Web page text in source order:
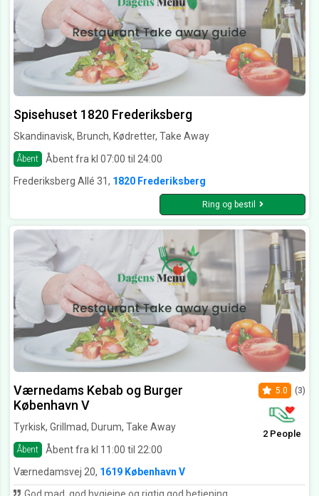
Spisehuset 1820 Frederiksberg
Skandinavisk, Brunch, Kødretter, Take Away
Åbent
Åbent fra kl 07:00 til 24:00
Frederiksberg Allé 31, 1820 Frederiksberg
Ring og bestil
Værnedams Kebab og Burger
København V
Tyrkisk, Grillmad, Durum, Take Away
Åbent Åbent fra kl 11:00 til 22:00
5.0 (3)
2 People
Værnedamsvej 20, 1619 København V